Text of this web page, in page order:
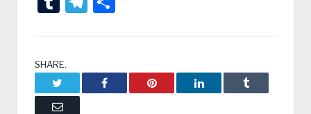
SHARE.
Facebook Pinterest LinkedIn Tumblr
Email